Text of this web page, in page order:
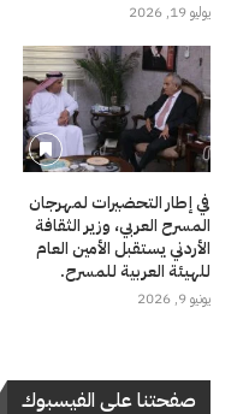
يوليو 19, 2026
في إطار التحضيرات لمهرجان
المسرح العربي، وزير الثقافة
الأردني يستقبل الأمين العام
للهيئة العربية للمسرح.
يونيو 9, 2026
صفحتنا على الفيسبوك